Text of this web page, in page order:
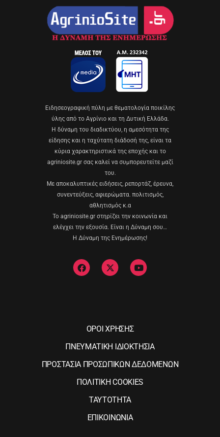
Eιδησεογραφική πύλη με θεματολογία ποικίλης
ύλης από το Αγρίνιο και τη Δυτική Ελλάδα.
Η δύναμη του διαδικτύου, η αμεσότητα της
είδησης και η ταχύτατη διάδοσή της, είναι τα
κύρια χαρακτηριστικά της εποχής και το
agriniosite.gr σας καλεί να συμπορευτείτε μαζί
του.
Με αποκαλυπτικές ειδήσεις, ρεπορτάζ, έρευνα,
συνεντεύξεις, αφιερώματα. πολιτισμός,
αθλητισμός κ.α
Το agriniosite.gr στηρίζει την κοινωνία και
ελέγχει την εξουσία. Είναι η Δύναμη σου…
Η Δύναμη της Ενημέρωσης!
ΟΡΟΙ ΧΡΗΣΗΣ
ΠΝΕΥΜΑΤΙΚΗ ΙΔΙΟΚΤΗΣΙΑ
ΠΡΟΣΤΑΣΙΑ ΠΡΟΣΩΠΙΚΩΝ ΔΕΔΟΜΕΝΩΝ
ΠΟΛΙΤΙΚΗ COOKIES
ΤΑΥΤΟΤΗΤΑ
ΕΠΙΚΟΙΝΩΝΙΑ